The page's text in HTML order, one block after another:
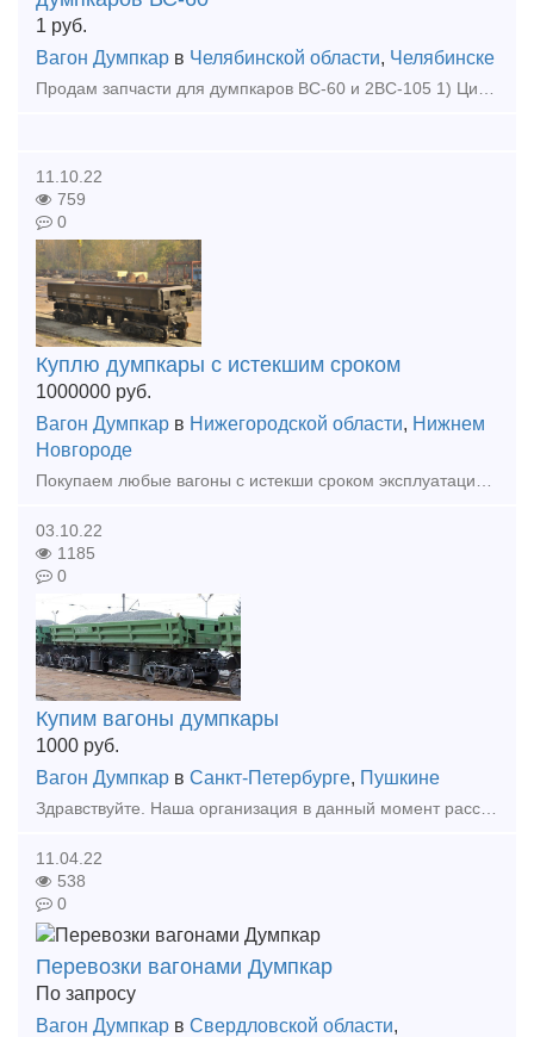
1 руб.
Вагон Думпкар в Челябинской области, Челябинске
Продам запчасти для думпкаров ВС-60 и 2ВС-105 1) Цилиндры опрокидывания на думпкар 2ВС-105 одинарного и двойного действия 2) Цилиндр опрокидывания 904V060200-1-00 3) Цилиндр опрокиды
11.10.22
759
0
Куплю думпкары с истекшим сроком
1000000 руб.
Вагон Думпкар в Нижегородской области, Нижнем
Новгороде
Покупаем любые вагоны с истекши сроком эксплуатации по максимальным ценам
03.10.22
1185
0
Купим вагоны думпкары
1000 руб.
Вагон Думпкар в Санкт-Петербурге, Пушкине
Здравствуйте. Наша организация в данный момент рассматривает приобретение вагонов думпкаров. Основные критерии поиска: - Сроком службы минимум до 2024 г. и выше; - приписка строго РФ; - 4-х осн
11.04.22
538
0
Перевозки вагонами Думпкар
По запросу
Вагон Думпкар в Свердловской области,